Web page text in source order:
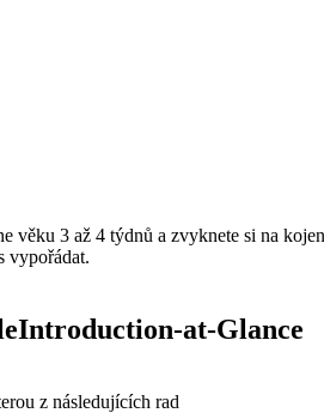
věku 3 až 4 týdnů a zvyknete si na
vypořádat.
at-Glance
z následujících rad